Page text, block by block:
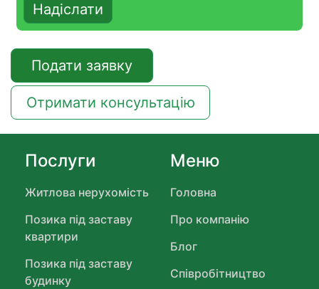
Надіслати
Подати заявку
Отримати консультацію
Послуги
Житлова нерухомість
Позика під заставу
квартири
Позика під заставу
будинку
Меню
Головна
Про компанію
Блог
Співробітництво